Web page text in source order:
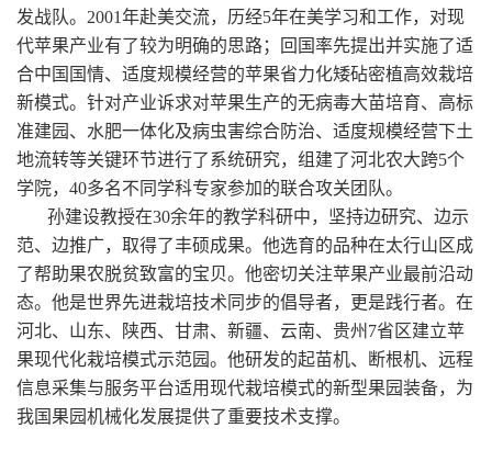
发战队。2001年赴美交流，历经5年在美学习和工作，对现
代苹果产业有了较为明确的思路；回国率先提出并实施了适
合中国国情、适度规模经营的苹果省力化矮砧密植高效栽培
新模式。针对产业诉求对苹果生产的无病毒大苗培育、高标
准建园、水肥一体化及病虫害综合防治、适度规模经营下土
地流转等关键环节进行了系统研究，组建了河北农大跨5个
学院，40多名不同学科专家参加的联合攻关团队。
孙建设教授在30余年的教学科研中，坚持边研究、边示
范、边推广，取得了丰硕成果。他选育的品种在太行山区成
了帮助果农脱贫致富的宝贝。他密切关注苹果产业最前沿动
态。他是世界先进栽培技术同步的倡导者，更是践行者。在
河北、山东、陕西、甘肃、新疆、云南、贵州7省区建立苹
果现代化栽培模式示范园。他研发的起苗机、断根机、远程
信息采集与服务平台适用现代栽培模式的新型果园装备，为
我国果园机械化发展提供了重要技术支撑。